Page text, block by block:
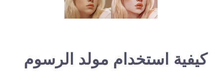
كيفية استخدام مولد الرسوم